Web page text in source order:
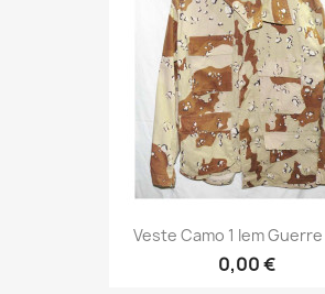
Veste Camo 1 Iem Guerre
0,00 €